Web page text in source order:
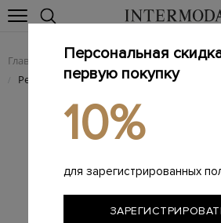
Главная Мужчинам / Аксессуары /
/ Ремень из кожи с эффектом плетения
Персональная
первую покупку
10%
для зарегистрированных